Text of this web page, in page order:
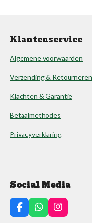
Klantenservice
Algemene voorwaarden
Verzending & Retourneren
Klachten & Garantie
Betaalmethodes
Privacyverklaring
Social Media
F
a
W
h
I
n